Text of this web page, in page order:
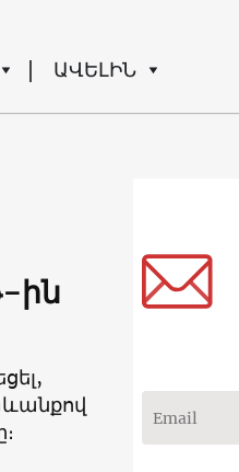
ԱՎԵԼԻՆ
ին